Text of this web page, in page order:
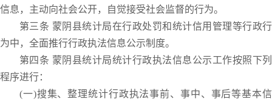
信息，主动向社会公开，自觉接受社会监督的行为。
第三条 蒙阴县统计局在行政处罚和统计信用管理等行政行
为中，全面推行行政执法信息公示制度。
第四条 蒙阴县统计局统计行政执法信息公示工作按照下列
程序进行：
(一)搜集、整理统计行政执法事前、事中、事后等基本信